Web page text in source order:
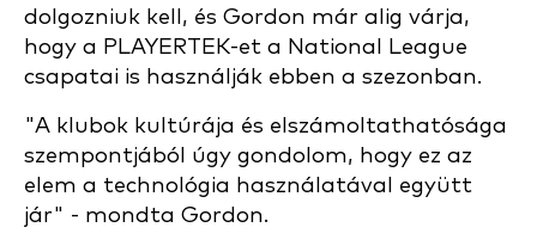
dolgozniuk kell, és Gordon már alig várja,
hogy a PLAYERTEK-et a National League
csapatai is használják ebben a szezonban.
"A klubok kultúrája és elszámoltathatósága
szempontjából úgy gondolom, hogy ez az
elem a technológia használatával együtt
jár" - mondta Gordon.